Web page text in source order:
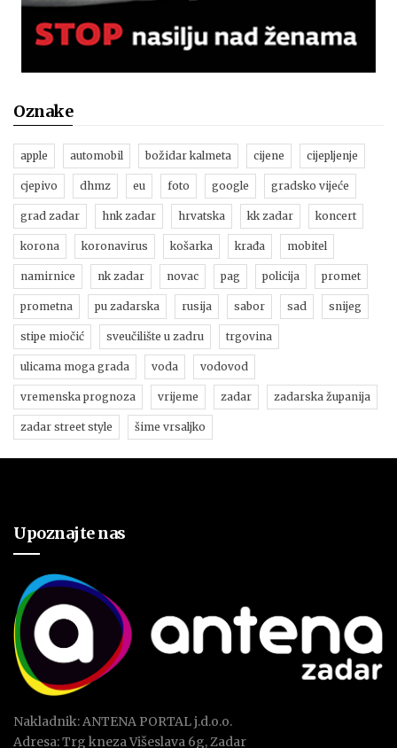
Oznake
apple automobil božidar kalmeta cijene cijepljenje
cjepivo dhmz eu foto google gradsko vijeće
grad zadar hnk zadar hrvatska kk zadar koncert
korona koronavirus košarka krađa mobitel
namirnice nk zadar novac pag policija promet
prometna pu zadarska rusija sabor sad snijeg
stipe miočić sveučilište u zadru trgovina
ulicama moga grada voda vodovod
vremenska prognoza vrijeme zadar zadarska županija
zadar street style šime vrsaljko
Upoznajte nas
Nakladnik: ANTENA PORTAL j.d.o.o.
Adresa: Trg kneza Višeslava 6g, Zadar